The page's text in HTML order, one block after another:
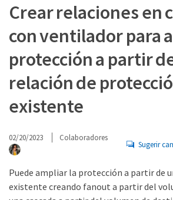
Crear relaciones en
con ventilador para
protección a partir
relación de
existente
02/20/2023 Colaboradores
Sugerir
Puede ampliar la protección a partir de
existente creando fanout a partir del